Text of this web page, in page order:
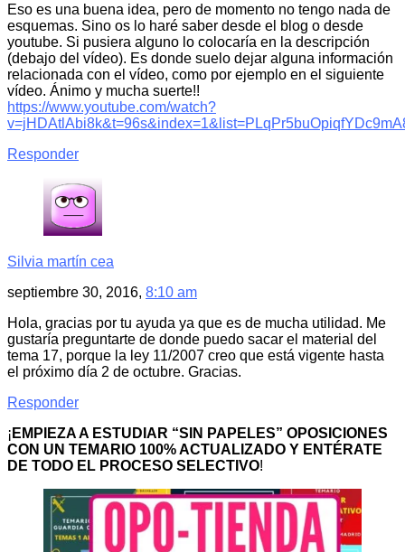
Eso es una buena idea, pero de momento no tengo nada de
esquemas. Sino os lo haré saber desde el blog o desde
youtube. Si pusiera alguno lo colocaría en la descripción
(debajo del vídeo). Es donde suelo dejar alguna información
relacionada con el vídeo, como por ejemplo en el siguiente
vídeo. Ánimo y mucha suerte!!
https://www.youtube.com/watch?
Responder
Silvia martín cea
septiembre 30, 2016, 8:10 am
Hola, gracias por tu ayuda ya que es de mucha utilidad. Me
gustaría preguntarte de donde puedo sacar el material del
tema 17, porque la ley 11/2007 creo que está vigente hasta
el próximo día 2 de octubre. Gracias.
Responder
¡ EMPIEZA A ESTUDIAR “SIN PAPELES” OPOSICIONES
CON UN TEMARIO 100% ACTUALIZADO Y ENTÉRATE
DE TODO EL PROCESO SELECTIVO!